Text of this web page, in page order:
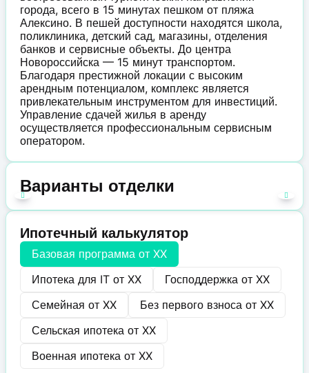
города, всего в 15 минутах пешком от пляжа
Алексино. В пешей доступности находятся школа,
поликлиника, детский сад, магазины, отделения
банков и сервисные объекты. До центра
Новороссийска — 15 минут транспортом.
Благодаря престижной локации с высоким
арендным потенциалом, комплекс является
привлекательным инструментом для инвестиций.
Управление сдачей жилья в аренду
осуществляется профессиональным сервисным
оператором.
Варианты отделки
Ипотечный калькулятор
Базовая программа от XX
Ипотека для IT от XX Господдержка от XX
Семейная от XX Без первого взноса от XX
Сельская ипотека от XX
Военная ипотека от XX